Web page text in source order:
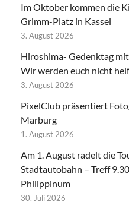
Im Oktober kommen die
Grimm-Platz in Kassel
3. August 2026
Hiroshima- Gedenktag
Wir werden euch nicht
3. August 2026
PixelClub präsentiert
Marburg
1. August 2026
Am 1. August radelt die
Stadtautobahn – Treff
Philippinum
30. Juli 2026